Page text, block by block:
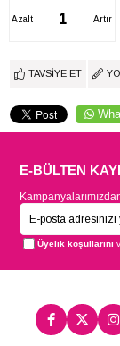
Artır
Azalt
TAVSIYE ET
E-BÜLTEN
Üyelik koşullarını